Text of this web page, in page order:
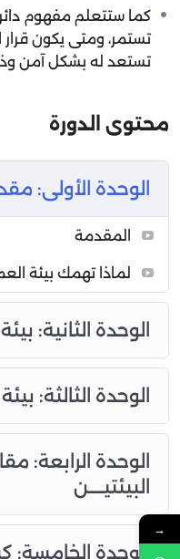
كما ستتعلم مفهوم
تستمر، ومتى يكون
تستعد له بشكل آمن
محتوى الدورة
الوحدة الأولى:
المقدمة
ﻟﻤﺎذا ﺗﻬﻤﻚ ﺑﻴﺌﺔ
الوحدة الثانية:
الوحدة الثالثة:
الوحدة الرابعة:
البيئتيــــن
الوحدة الخامسة:
→